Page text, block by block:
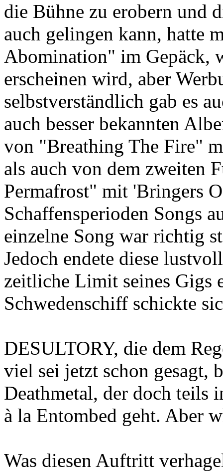
die Bühne zu erobern und
auch gelingen kann, hatte
Abomination" im Gepäck,
erscheinen wird, aber
selbstverständlich gab es
auch besser bekannten
von "Breathing The Fire"
als auch von dem zweiten
Permafrost" mit 'Bringers
Schaffensperioden Songs
einzelne Song war richtig
Jedoch endete diese
zeitliche Limit seines Gigs
Schwedenschiff schickte
DESULTORY, die dem
viel sei jetzt schon gesagt,
Deathmetal, der doch teils
à la Entombed geht. Aber
Was diesen Auftritt